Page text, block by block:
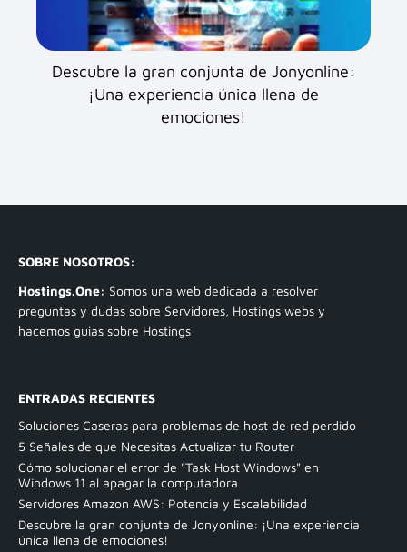
Descubre la gran conjunta de Jonyonline:
¡Una experiencia única llena de
emociones!
SOBRE NOSOTROS:
Hostings.One: Somos una web dedicada a resolver
preguntas y dudas sobre Servidores, Hostings webs y
hacemos guias sobre Hostings
ENTRADAS RECIENTES
Soluciones Caseras para problemas de host de red perdido
5 Señales de que Necesitas Actualizar tu Router
Cómo solucionar el error de "Task Host Windows" en
Windows 11 al apagar la computadora
Servidores Amazon AWS: Potencia y Escalabilidad
Descubre la gran conjunta de Jonyonline: ¡Una experiencia
única llena de emociones!